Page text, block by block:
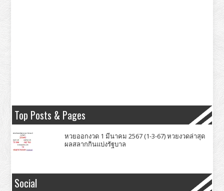
Top Posts & Pages
หวยออกงวด 1 มีนาคม 2567 (1-3-67) หวยงวดล่าสุด
ผลสลากกินแบ่งรัฐบาล
Social